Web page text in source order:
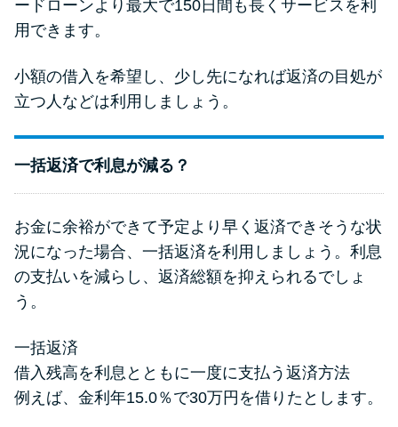
ードローンより最大で150日間も長くサービスを利
用できます。
小額の借入を希望し、少し先になれば返済の目処が
立つ人などは利用しましょう。
一括返済で利息が減る？
お金に余裕ができて予定より早く返済できそうな状
況になった場合、一括返済を利用しましょう。利息
の支払いを減らし、返済総額を抑えられるでしょ
う。
一括返済
借入残高を利息とともに一度に支払う返済方法
例えば、金利年15.0％で30万円を借りたとします。